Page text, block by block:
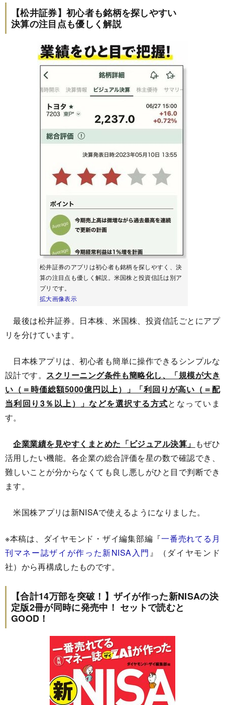
【松井証券】初心者も銘柄を探しやすい
決算の注目点も優しく解説
松井証券のアプリは初心者も銘柄を探しやすく、決
算の注目点も優しく解説。米国株と投資信託は別ア
プリです。
拡大画像表示
最後は松井証券。日本株、米国株、投資信託ごとにアプ
リを分けています。
日本株アプリは、初心者も簡単に操作できるシンプルな
設計です。 スクリーニング条件も簡略化し、「規模が大き
い（＝時価総額5000億円以上）」「利回りが高い（＝配
当利回り3％以上）」などを選択する方式となっていま
す。
企業業績を見やすくまとめた「ビジュアル決算」 もぜひ
活用したい機能。各企業の総合評価を星の数で確認でき、
難しいことが分からなくても良し悪しがひと目で判断でき
ます。
米国株アプリは新NISAで使えるようになりました。
※本稿は、ダイヤモンド・ザイ編集部編『一番売れてる月
刊マネー誌ザイが作った新NISA入門 』（ダイヤモンド
社）から再構成したものです。
【合計14万部を突破！】ザイが作った新NISAの決
定版2冊が同時に発売中！ セットで読むと
GOOD！